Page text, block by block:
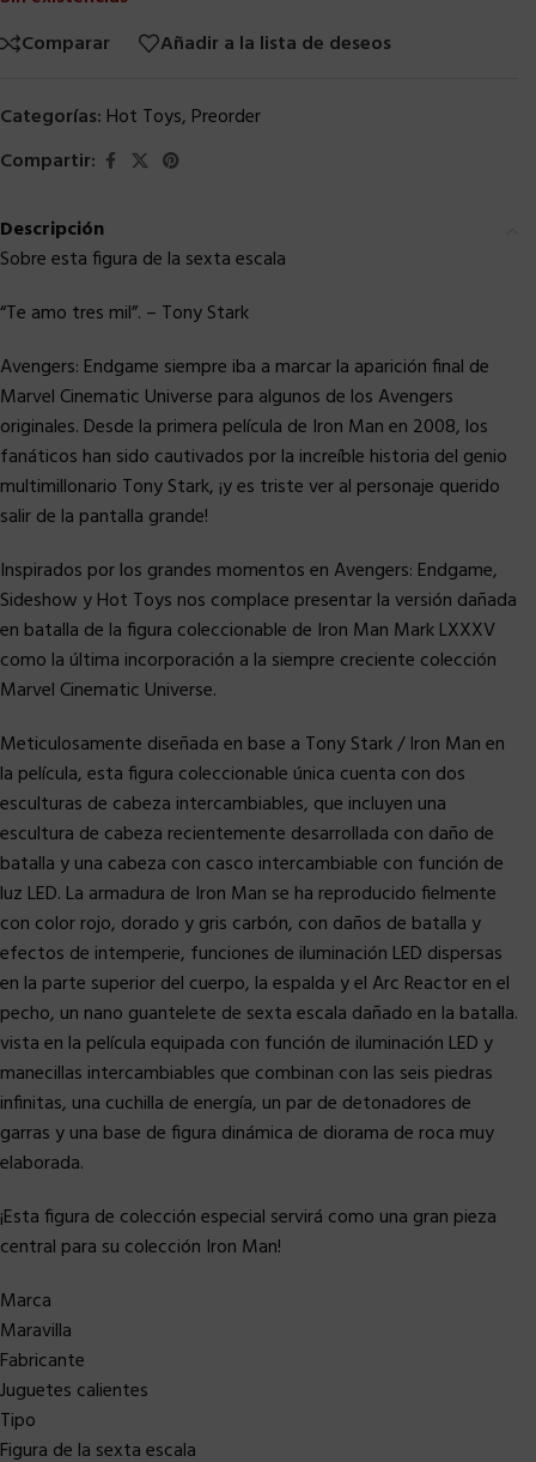
Comparar
Añadir a la lista de deseos
Categorías: Hot Toys, Preorder
Compartir:
Descripción
Sobre esta figura de la sexta escala
“Te amo tres mil”. – Tony Stark
Avengers: Endgame siempre iba a marcar la aparición final de
Marvel Cinematic Universe para algunos de los Avengers
originales. Desde la primera película de Iron Man en 2008, los
fanáticos han sido cautivados por la increíble historia del genio
multimillonario Tony Stark, ¡y es triste ver al personaje querido
salir de la pantalla grande!
Inspirados por los grandes momentos en Avengers: Endgame,
Sideshow y Hot Toys nos complace presentar la versión dañada
en batalla de la figura coleccionable de Iron Man Mark LXXXV
como la última incorporación a la siempre creciente colección
Marvel Cinematic Universe.
Meticulosamente diseñada en base a Tony Stark / Iron Man en
la película, esta figura coleccionable única cuenta con dos
esculturas de cabeza intercambiables, que incluyen una
escultura de cabeza recientemente desarrollada con daño de
batalla y una cabeza con casco intercambiable con función de
luz LED. La armadura de Iron Man se ha reproducido fielmente
con color rojo, dorado y gris carbón, con daños de batalla y
efectos de intemperie, funciones de iluminación LED dispersas
en la parte superior del cuerpo, la espalda y el Arc Reactor en el
pecho, un nano guantelete de sexta escala dañado en la batalla.
vista en la película equipada con función de iluminación LED y
manecillas intercambiables que combinan con las seis piedras
infinitas, una cuchilla de energía, un par de detonadores de
garras y una base de figura dinámica de diorama de roca muy
elaborada.
¡Esta figura de colección especial servirá como una gran pieza
central para su colección Iron Man!
Marca
Maravilla
Fabricante
Juguetes calientes
Tipo
Figura de la sexta escala